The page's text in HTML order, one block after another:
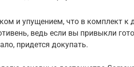
и упущением, что в комплект к
ведь если вы привыкли
придется докупать.